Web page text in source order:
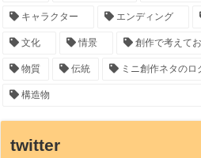
キャラクター エンディング
文化 情景 創作で考えて
物質 伝統 ミニ創作ネタのロ
構造物
twitter